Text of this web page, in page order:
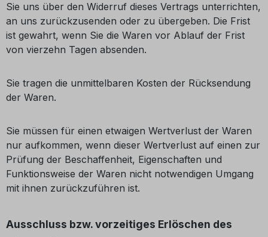
Sie uns über den Widerruf dieses Vertrags unterrichten,
an uns zurückzusenden oder zu übergeben. Die Frist
ist gewahrt, wenn Sie die Waren vor Ablauf der Frist
von vierzehn Tagen absenden.
Sie tragen die unmittelbaren Kosten der Rücksendung
der Waren.
Sie müssen für einen etwaigen Wertverlust der Waren
nur aufkommen, wenn dieser Wertverlust auf einen zur
Prüfung der Beschaffenheit, Eigenschaften und
Funktionsweise der Waren nicht notwendigen Umgang
mit ihnen zurückzuführen ist.
Ausschluss bzw. vorzeitiges Erlöschen des